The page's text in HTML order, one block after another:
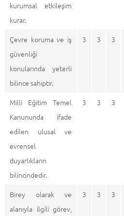
kurumsal etkileşim
kurar.
Çevre koruma ve iş
güvenliği
konularında yeterli
bilince sahiptir.
3 3 3
Milli Eğitim Temel
Kanununda ifade
edilen ulusal ve
evrensel
duyarlıkların
bilincindedir.
3 3 3
Birey olarak ve
alanıyla ilgili görev,
3 3 3